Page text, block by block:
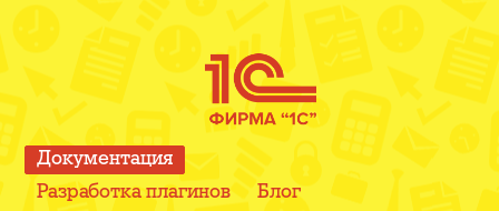
Документация
Разработка плагинов
Блог